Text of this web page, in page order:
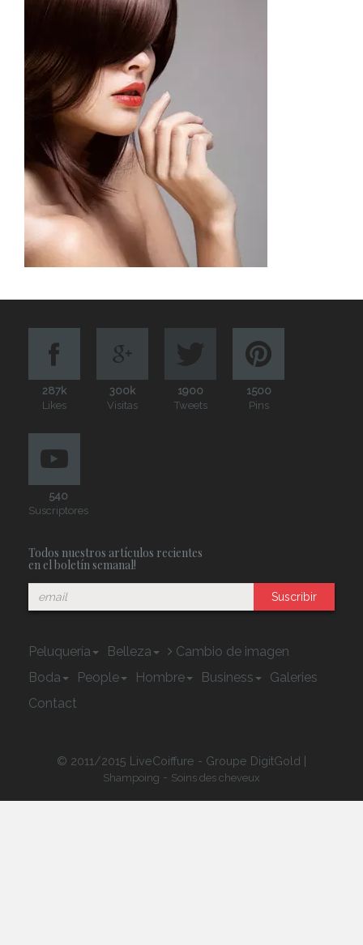
287k
Likes
300k
Visitas
1900
Tweets
1500
Pins
540
Suscriptores
Todos nuestros artículos recientes
en el boletín semanal!
Suscribir
Peluquería Belleza
Cambio de imagen
Boda
People Hombre Business
Galeries
Contact
© 2011/2015 LiveCoiffure - Groupe DigitGold |
Shampoing - Soins des cheveux